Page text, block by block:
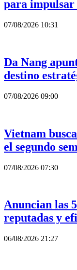
para impulsar
07/08/2026 10:31
Da Nang
destino
07/08/2026 09:00
Vietnam
el segundo
07/08/2026 07:30
Anuncian las
reputadas y
06/08/2026 21:27